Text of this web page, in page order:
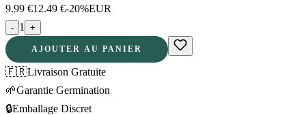
9.99 €12.49 €-20%EUR
- 1 +
AJOUTER AU PANIER
🇫🇷Livraison Gratuite
🌱Garantie Germination
🔒Emballage Discret